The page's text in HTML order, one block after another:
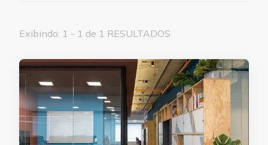
Exibindo: 1 - 1 de 1 RESULTADOS